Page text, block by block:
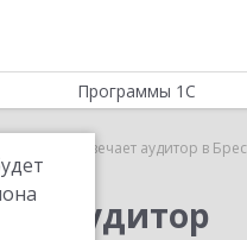
Программы 1С
Отвечает аудитор в
аудитор